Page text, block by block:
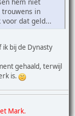
in
voor dat geld...
bij de Dynasty
gehaald, terwijl
is.
Mark.